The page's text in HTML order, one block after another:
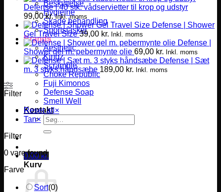
Beskyttelse
Hygiejne
Skade behandling
Sportstasker
Brands
Aesthetic
Kingz
Scramble
Choke Republic
Fuji Kimonos
Defense Soap
Smell Well
Kontakt
Søg
efter:
0,00 kr.
Kurv
Defense | 40 stk. vådservietter til krop og udstyr
99,00kr. Inkl. moms
Defense | Shower
Gel Travel Size 39,00 kr. Inkl. moms
Defense |
Shower gel m. pebermynte olie 69,00 kr. Inkl. moms
Defense | Sæt
m. 3 styks håndsæbe 189,00 kr. Inkl. moms
Filter
Reset all ×
Tan×
Filter
0 vare found
Farve
Sort(0)